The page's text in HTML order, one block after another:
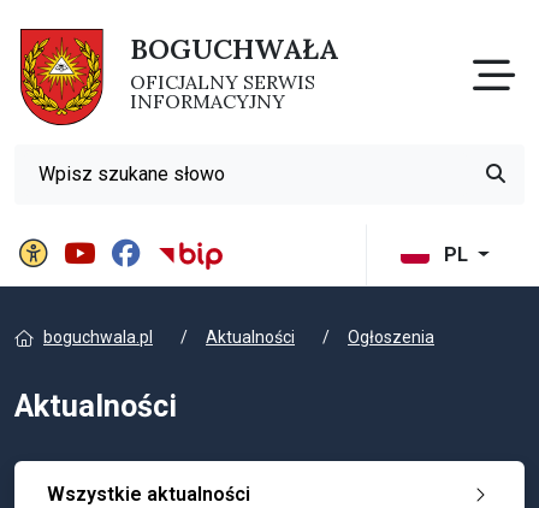
BOGUCHWAŁA
OFICJALNY SERWIS
INFORMACYJNY
PL
Panel ustawień witrynyBIP Gminy Boguchwała
Wyszukiwarka
boguchwala.pl Aktualności Ogłoszenia
Aktualności
Wszystkie aktualności